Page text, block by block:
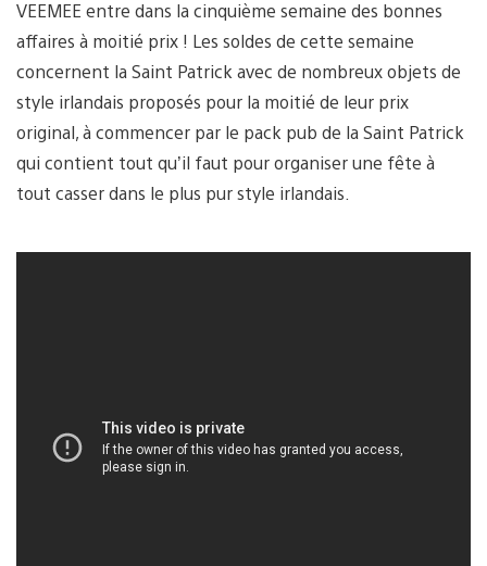
VEEMEE entre dans la cinquième semaine des bonnes
affaires à moitié prix ! Les soldes de cette semaine
concernent la Saint Patrick avec de nombreux objets de
style irlandais proposés pour la moitié de leur prix
original, à commencer par le pack pub de la Saint Patrick
qui contient tout qu’il faut pour organiser une fête à
tout casser dans le plus pur style irlandais.